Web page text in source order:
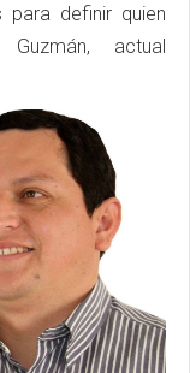
definir quien
actual